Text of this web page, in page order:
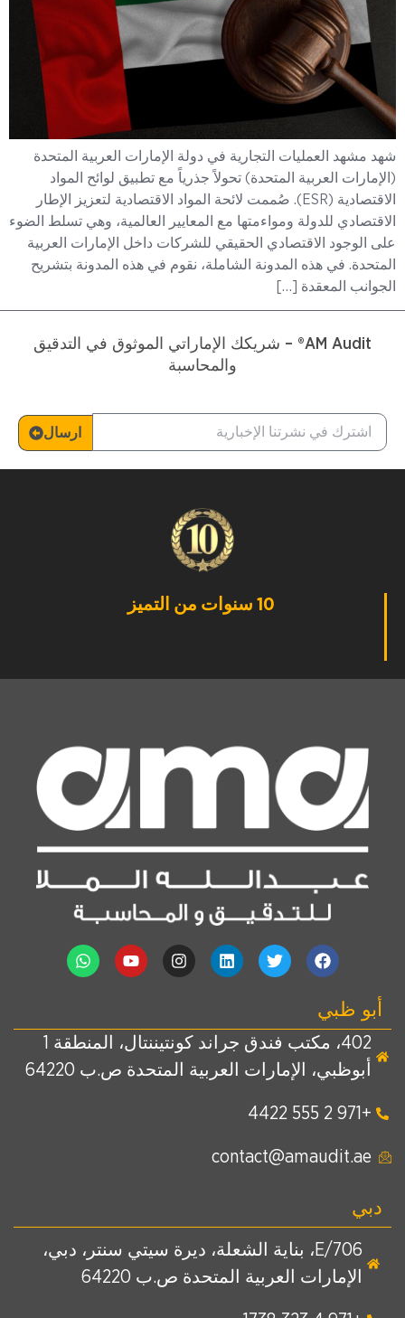
شهد مشهد العمليات التجارية في دولة الإمارات العربية المتحدة
(الإمارات العربية المتحدة) تحولاً جذرياً مع تطبيق لوائح المواد
الاقتصادية (ESR). صُممت لائحة المواد الاقتصادية لتعزيز الإطار
الاقتصادي للدولة ومواءمتها مع المعايير العالمية، وهي تسلط الضوء
على الوجود الاقتصادي الحقيقي للشركات داخل الإمارات العربية
المتحدة. في هذه المدونة الشاملة، نقوم في هذه المدونة بتشريح
الجوانب المعقدة […]
AM Audit® – شريكك الإماراتي الموثوق في التدقيق
والمحاسبة
ارسال
10 سنوات من التميز
أبو ظبي
402، مكتب فندق جراند كونتيننتال، المنطقة 1
أبوظبي، الإمارات العربية المتحدة ص.ب 64220
+971 2 555 4422
contact@amaudit.ae
دبي
E/706، بناية الشعلة، ديرة سيتي سنتر، دبي،
الإمارات العربية المتحدة ص.ب 64220